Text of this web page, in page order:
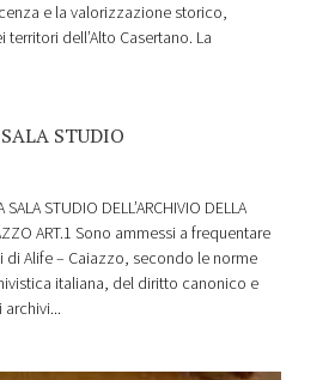
e la valorizzazione storico,
dell’Alto Casertano. La
STUDIO
STUDIO DELL’ARCHIVIO DELLA
ART.1 Sono ammessi a frequentare
di Alife – Caiazzo, secondo le norme
italiana, del diritto canonico e